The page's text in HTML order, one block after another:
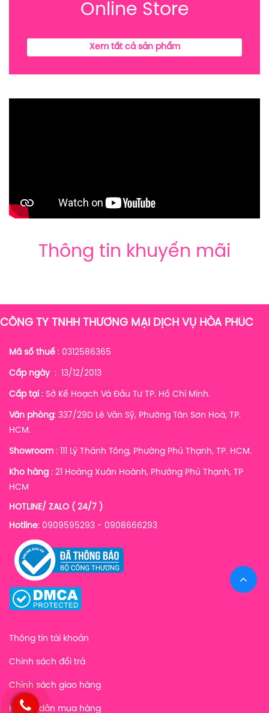
Online Store
Xem tất cả sản phẩm
Thông tin khuyến mãi
CÔNG TY TNHH THƯƠNG MẠI DỊCH VỤ HÒA PHÚC
Mã số thuế : 0312586365
Cấp ngày: 13/12/2013
Cấp tại : Sở Kế Hoạch Và Đầu Tư TP. Hồ Chí Minh.
Văn phòng: 337/29D Lê Văn Sỹ, Phường Tân Sơn Hoà, TP.
HCM.
Showroom : 111 Lý Thánh Tông, Phường Phú Thạnh, TP. HCM.
Kho hàng : 21 Hoàng Xuân Hoành, Phường Phú Thạnh, TP
HCM
HOTLINE/ ZALO ( 24/7 )
Hotline: 0909595293 - 0908666293
Thông tin tài khoản
Chính sách đổi trả
Chính sách giao hàng
Hướng dẫn mua hàng